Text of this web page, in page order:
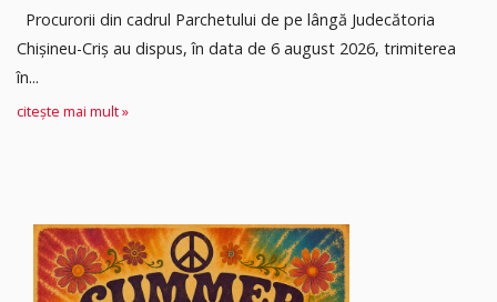
Procurorii din cadrul Parchetului de pe lângă Judecătoria
Chișineu-Criș au dispus, în data de 6 august 2026, trimiterea
în...
citește mai mult »